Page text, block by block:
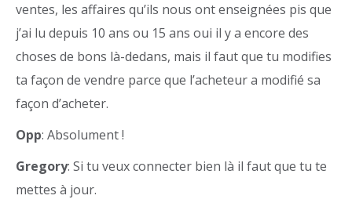
ventes, les affaires qu’ils nous ont enseignées pis que
j’ai lu depuis 10 ans ou 15 ans oui il y a encore des
choses de bons là-dedans, mais il faut que tu modifies
ta façon de vendre parce que l’acheteur a modifié sa
façon d’acheter.
Opp: Absolument !
Gregory: Si tu veux connecter bien là il faut que tu te
mettes à jour.